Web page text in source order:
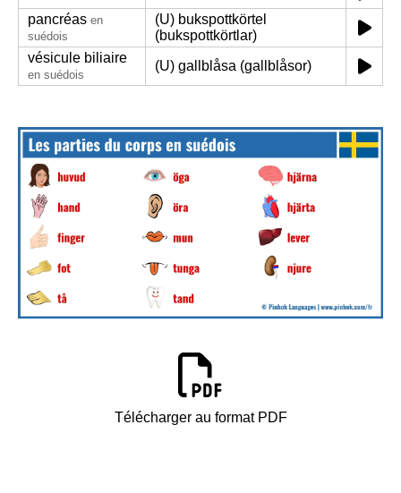
pancréas en
suédois
(U) bukspottkörtel
(bukspottkörtlar)
vésicule biliaire
en suédois
(U) gallblåsa (gallblåsor)
Télécharger au format PDF